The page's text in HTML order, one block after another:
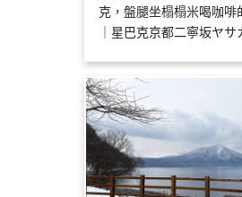
克，盤腿坐榻榻米喝咖啡
｜星巴克京都二寧坂ヤサ